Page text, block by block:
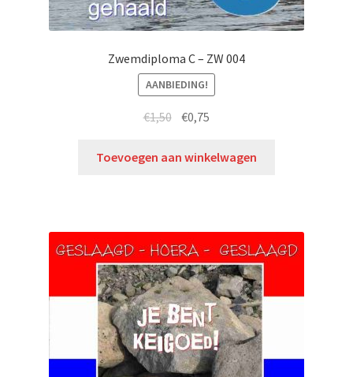
Zwemdiploma C – ZW 004
AANBIEDING!
€1,50 €0,75
Toevoegen aan winkelwagen